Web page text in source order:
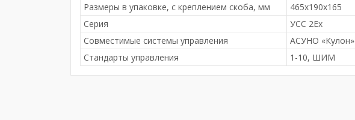
Размеры в упаковке, с креплением скоба, мм
465х190х165
Серия
УСС 2Ex
Совместимые системы управления
АСУНО «Кулон»
Стандарты управления
1-10, ШИМ